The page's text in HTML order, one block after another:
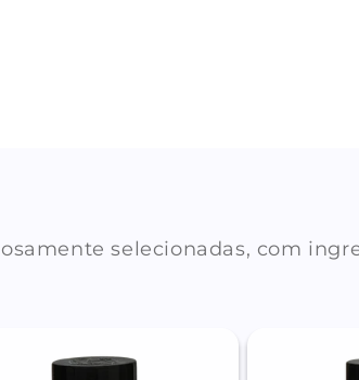
selecionadas, com